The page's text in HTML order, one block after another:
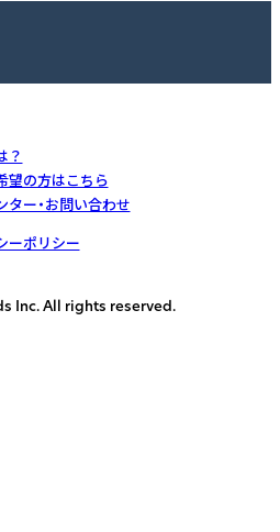
？
望の方はこちら
ター・お問い合わせ
ーポリシー
Inc. All rights reserved.